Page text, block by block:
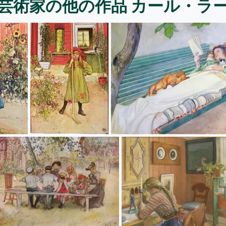
術家の他の作品 カール・ラ